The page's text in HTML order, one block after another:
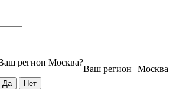
Москва
Ваш регион
регион Москва?